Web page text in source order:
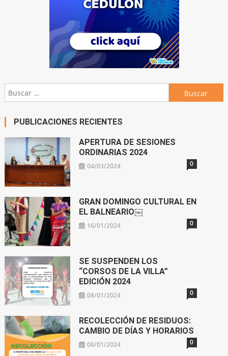
Buscar:
PUBLICACIONES RECIENTES
APERTURA DE SESIONES
ORDINARIAS 2024
04/03/2024 0
GRAN DOMINGO CULTURAL EN
EL BALNEARIO￼
16/01/2024 0
SE SUSPENDEN LOS
“CORSOS DE LA VILLA”
EDICIÓN 2024
08/01/2024 0
RECOLECCIÓN DE RESIDUOS:
CAMBIO DE DÍAS Y HORARIOS
08/01/2024 0